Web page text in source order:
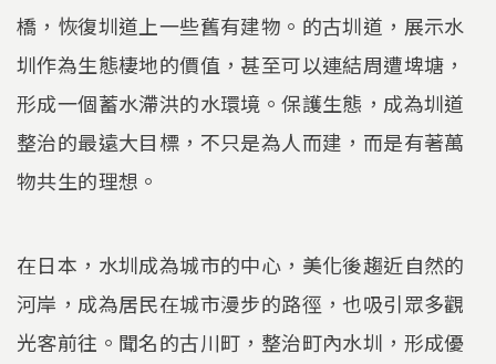
橋，恢復圳道上一些舊有建物。的古圳道，展示水
圳作為生態棲地的價值，甚至可以連結周遭埤塘，
形成一個蓄水滯洪的水環境。保護生態，成為圳道
整治的最遠大目標，不只是為人而建，而是有著萬
物共生的理想。
在日本，水圳成為城市的中心，美化後趨近自然的
河岸，成為居民在城市漫步的路徑，也吸引眾多觀
光客前往。聞名的古川町，整治町內水圳，形成優